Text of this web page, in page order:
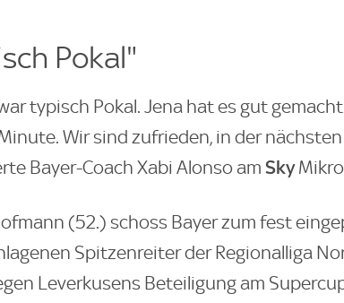
Pokal"
typisch Pokal. Jena hat es gut
Wir sind zufrieden, in der nächsten
Bayer-Coach Xabi Alonso am Sky
(52.) schoss Bayer zum fest
Spitzenreiter der Regionalliga
Leverkusens Beteiligung am